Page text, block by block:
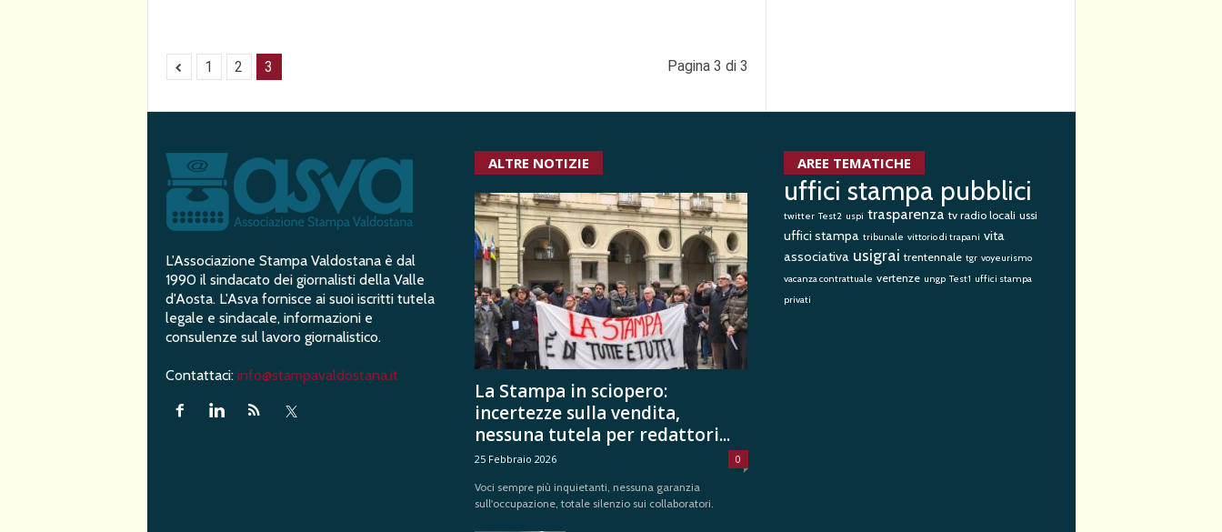
1 2 3 Pagina 3 di 3
L'Associazione Stampa Valdostana è dal
1990 il sindacato dei giornalisti della Valle
d'Aosta. L'Asva fornisce ai suoi iscritti tutela
legale e sindacale, informazioni e
consulenze sul lavoro giornalistico.
Contattaci: info@stampavaldostana.it
ALTRE NOTIZIE
La Stampa in sciopero:
incertezze sulla vendita,
nessuna tutela per redattori...
25 Febbraio 2026 0
Voci sempre più inquietanti, nessuna garanzia
sull'occupazione, totale silenzio sui collaboratori.
AREE TEMATICHE
uffici stampa pubblici
twitter Test2 uspi trasparenza tv radio locali ussi
uffici stampa tribunale vittorio di trapani vita
associativa usigrai trentennale tgr voyeurismo
vacanza contrattuale vertenze ungp Test1 uffici stampa
privati